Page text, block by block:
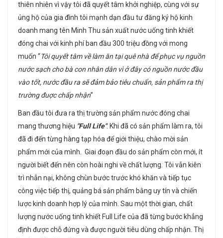
thiên nhiên vì vậy tôi đã quyết tâm khởi nghiệp, cùng với sự
ủng hộ của gia đình tôi mạnh dạn đầu tư đăng ký hộ kinh
doanh mang tên Minh Thu sản xuất nước uống tinh khiết
đóng chai với kinh phí ban đầu 300 triệu đồng với mong
muốn “Tôi quyết tâm về làm ăn tại quê nhà để phục vụ nguồn
nước sạch cho bà con nhân dân vì ở đây có nguồn nước đầu
vào tốt, nước đầu ra sẽ đảm bảo tiêu chuẩn, sản phẩm ra thị
trường đuợc chấp nhận”
Ban đầu tôi đưa ra thị trường sản phẩm nước đóng chai
mang thương hiệu "Full Life". Khi đã có sản phẩm làm ra, tôi
đã đi đến từng hàng tạp hóa để giới thiệu, chào mời sản
phẩm mới của mình. Giai đoạn đầu do sản phẩm còn mới, ít
người biết đến nên còn hoài nghi về chất lượng. Tôi vẫn kiên
trì nhẫn nại, không chùn bước trước khó khăn và tiếp tục
công việc tiếp thị, quảng bá sản phẩm bằng uy tín và chiến
lược kinh doanh hợp lý của mình. Sau một thời gian, chất
lượng nước uống tinh khiết Full Life của đã từng bước khẳng
định được chỗ đứng và được người tiêu dùng chấp nhận. Thị